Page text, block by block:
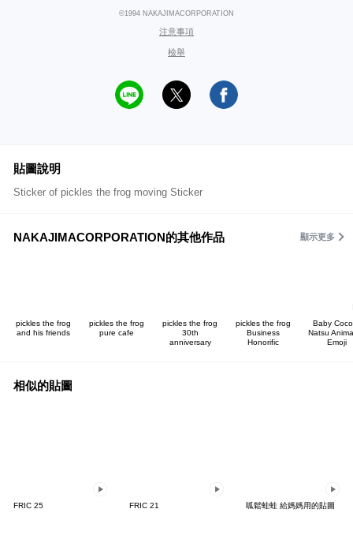
©1994 NAKAJIMACORPORATION
注意事項
檢舉
貼圖說明
Sticker of pickles the frog moving Sticker
NAKAJIMACORPORATION的其他作品 顯示更多
pickles the frog
and his friends
pickles the frog
pure cafe
pickles the frog
30th
anniversary
pickles the frog
Business
Honorific
Baby
Natsu
Emoji
相似的貼圖
FRIC 25 FRIC 21 呱鬆蛙蛙 給媽媽用的貼圖